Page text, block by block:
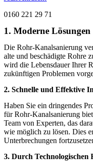
0160 221 29 71
1. Moderne
Die Rohr-Kanalsanierung
alte und beschädigte Rohre
wird die Lebensdauer Ihrer
zukünftigen Problemen
2. Schnelle und Effektive
Haben Sie ein dringendes
für Rohr-Kanalsanierung
Team von Experten, das
wie möglich zu lösen. Dies
Unterbrechungen
3. Durch